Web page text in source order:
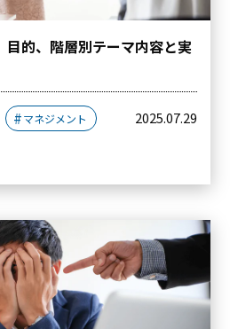
目的、階層別テーマ内容と実
マネジメント 2025.07.29